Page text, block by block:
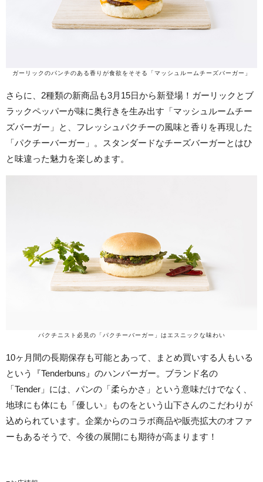
ガーリックのパンチのある香りが食欲をそそる「マッシュルームチーズバーガー」
さらに、2種類の新商品も3月15日から新登場！ガーリックとブ
ラックペッパーが味に奥行きを生み出す「マッシュルームチー
ズバーガー」と、フレッシュパクチーの風味と香りを再現した
「パクチーバーガー」。スタンダードなチーズバーガーとはひ
と味違った魅力を楽しめます。
パクチニスト必見の「パクチーバーガー」はエスニックな味わい
10ヶ月間の長期保存も可能とあって、まとめ買いする人もいる
という『Tenderbuns』のハンバーガー。ブランド名の
「Tender」には、パンの「柔らかさ」という意味だけでなく、
地球にも体にも「優しい」ものをという山下さんのこだわりが
込められています。企業からのコラボ商品や販売拡大のオファ
ーもあるそうで、今後の展開にも期待が高まります！